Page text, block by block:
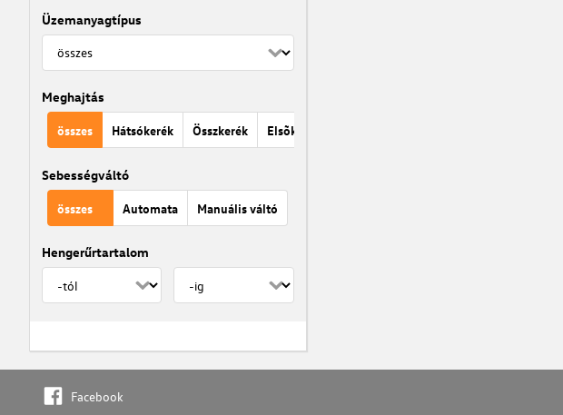
Üzemanyagtípus
Meghajtás
összes Hátsókerék Összkerék Elsõkerék
Sebességváltó
összes Automata Manuális váltó
Hengerűrtartalom
Facebook